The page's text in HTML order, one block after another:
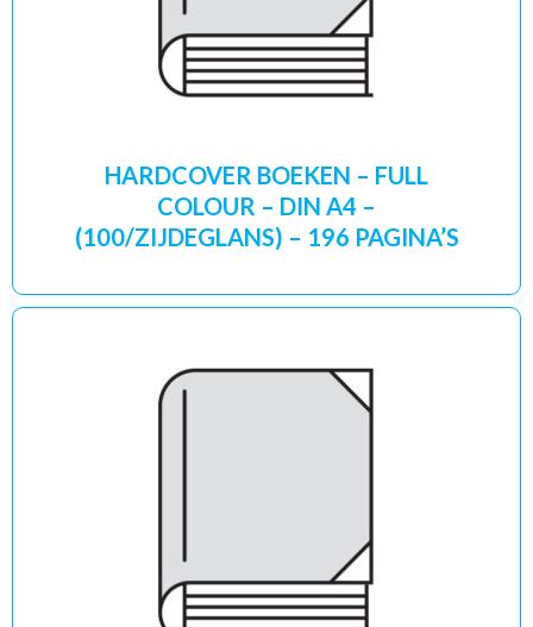
HARDCOVER BOEKEN – FULL
COLOUR – DIN A4 –
(100/ZIJDEGLANS) – 196 PAGINA’S